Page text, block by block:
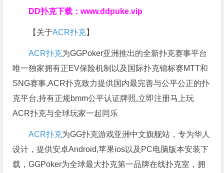
DD扑克下载：www.ddpuke.vip
【关于ACR扑克】
ACR扑克为GGPoker亚洲推出的全新扑克赛事平台
唯一独家拥有正EV保险机制以及国际扑克锦标赛MTT和
SNG赛事,ACR扑克致力提供国内最完善与公平公正的扑
克平台,持有正规bmm公平认证牌照,立即注册马上玩
ACR扑克与全球玩家一起同乐
ACR扑克为GG扑克游戏亚洲中文旗舰站，专为华人
设计，提供安卓Android,苹果ios以及PC电脑版本安装下
载，GGPoker为全球最大扑克第一品牌在线扑克室，拥